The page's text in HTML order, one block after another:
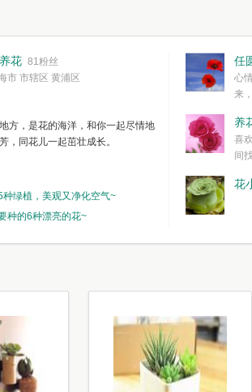
花 81粉丝
海市 市辖区 黄浦区
方，是花的海洋，和你一起尽情地
，同花儿一起茁壮成长。
绿植，美观又净化空气~
种的6种漂亮的花~
任
心
来
简单愉快的心
我们自己复杂
养
喜
间
花